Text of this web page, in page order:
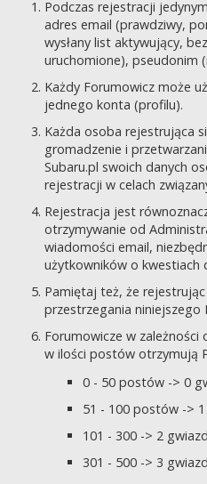
Podczas rejestracji
adres email (prawdziwy,
wysłany list aktywujący,
uruchomione), pseudonim
Każdy Forumowicz może
jednego konta (profilu).
Każda osoba rejestrująca
gromadzenie i
Subaru.pl swoich danych
rejestracji w celach
Rejestracja jest
otrzymywanie od
wiadomości email,
użytkowników o kwestiach
Pamiętaj też, że
przestrzegania niniejszego
Forumowicze w
w ilości postów otrzymują
0 - 50 postów -> 0
51 - 100 postów ->
101 - 300 -> 2
301 - 500 -> 3